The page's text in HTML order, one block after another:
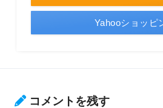
Yahooショッピ
コメントを残す